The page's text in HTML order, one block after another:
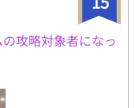
攻略対象者になっ